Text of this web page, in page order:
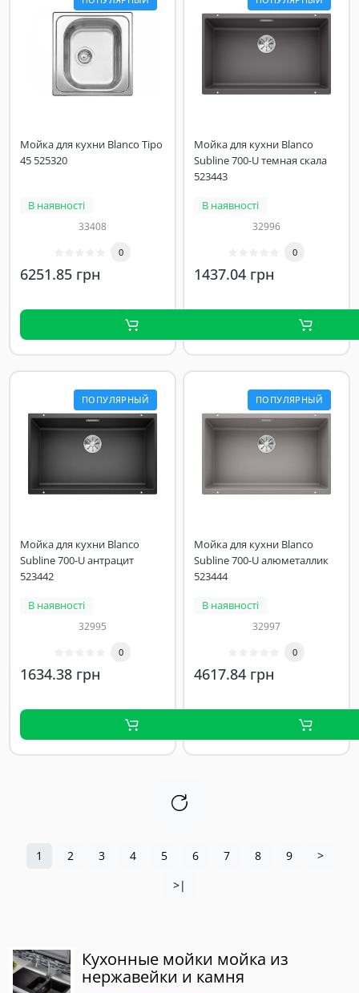
Мойка для кухни Blanco Tipo
45 525320
В наявності
33408
0
6251.85 грн
Мойка для кухни Blanco
Subline 700-U темная скала
523443
В наявності
32996
0
1437.04 грн
ПОПУЛЯРНЫЙ
Мойка для кухни Blanco
Subline 700-U антрацит
523442
В наявності
32995
0
1634.38 грн
ПОПУЛЯРНЫЙ
Мойка для кухни Blanco
Subline 700-U алюметаллик
523444
В наявності
32997
0
4617.84 грн
1 2 3 4 5 6 7 8 9
>
>|
Кухонные мойки мойка из
нержавейки и камня